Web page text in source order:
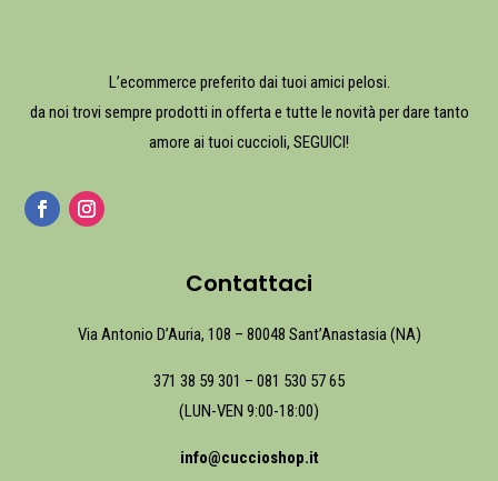
L’ecommerce preferito dai tuoi amici pelosi.
da noi trovi sempre prodotti in offerta e tutte le novità per dare tanto
amore ai tuoi cuccioli, SEGUICI!
Contattaci
Via Antonio D’Auria, 108 – 80048 Sant’Anastasia (NA)
371 38 59 301 – 081 530 57 65
(LUN-VEN 9:00-18:00)
info@cuccioshop.it